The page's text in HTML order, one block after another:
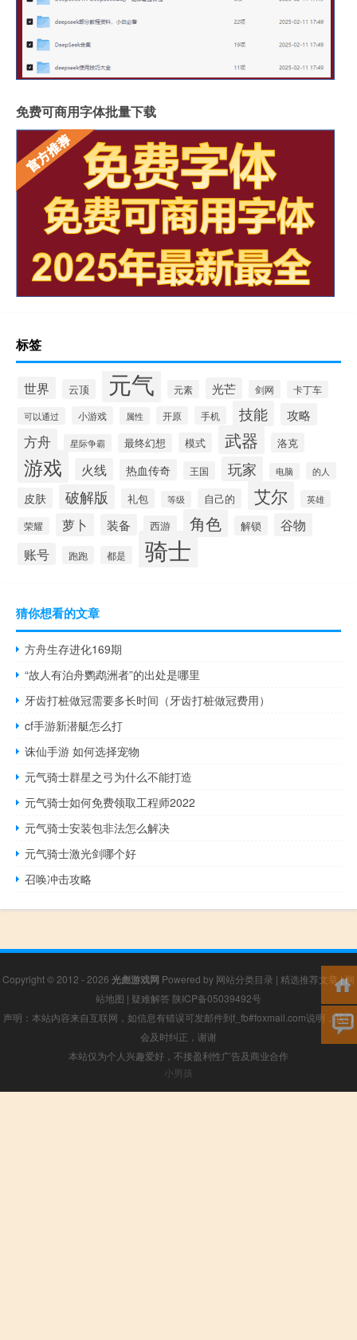
免费可商用字体批量下载
标签
世界 云顶 元气 元素 光芒 剑网 卡丁车
可以通过 小游戏 属性 开原 手机 技能 攻略
方舟 星际争霸 最终幻想 模式 武器 洛克
游戏 火线 热血传奇 王国 玩家 电脑 的人
皮肤 破解版 礼包 等级 自己的 艾尔 英雄
荣耀 萝卜 装备 西游 角色 解锁 谷物
账号 跑跑 都是 骑士
猜你想看的文章
方舟生存进化169期
“故人有泊舟鹦鹉洲者”的出处是哪里
牙齿打桩做冠需要多长时间（牙齿打桩做冠费用）
cf手游新潜艇怎么打
诛仙手游 如何选择宠物
元气骑士群星之弓为什么不能打造
元气骑士如何免费领取工程师2022
元气骑士安装包非法怎么解决
元气骑士激光剑哪个好
召唤冲击攻略
Copyright © 2012 - 2026 光彪游戏网 Powered by 网站分类目录 | 精选推荐文章|网
站地图 | 疑难解答 陕ICP备05039492号
声明：本站内容来自互联网，如信息有错误可发邮件到f_fb#foxmail.com说明，我们
会及时纠正，谢谢
本站仅为个人兴趣爱好，不接盈利性广告及商业合作
小男孩